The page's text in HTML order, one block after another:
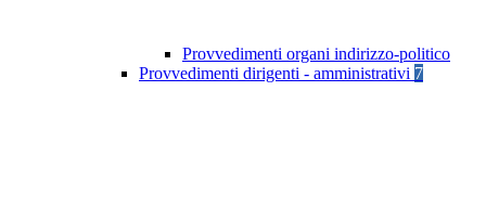
Provvedimenti organi indirizzo-politico
Provvedimenti dirigenti - amministrativi 7